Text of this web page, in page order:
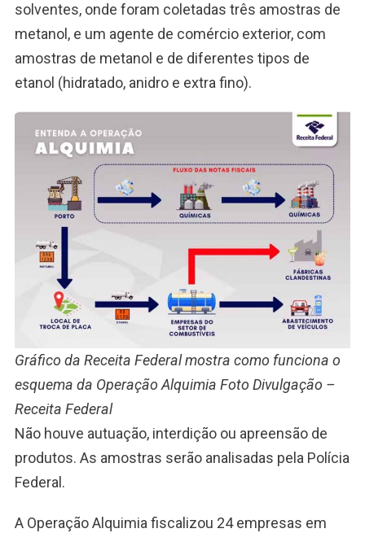
solventes, onde foram coletadas três amostras de
metanol, e um agente de comércio exterior, com
amostras de metanol e de diferentes tipos de
etanol (hidratado, anidro e extra fino).
Gráfico da Receita Federal mostra como funciona o
esquema da Operação Alquimia Foto Divulgação –
Receita Federal
Não houve autuação, interdição ou apreensão de
produtos. As amostras serão analisadas pela Polícia
Federal.
A Operação Alquimia fiscalizou 24 empresas em